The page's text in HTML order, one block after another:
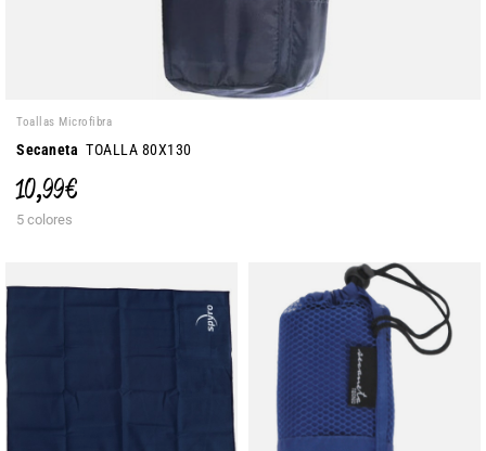
Toallas Microfibra
Secaneta TOALLA 80X130
10,99 €
5 colores